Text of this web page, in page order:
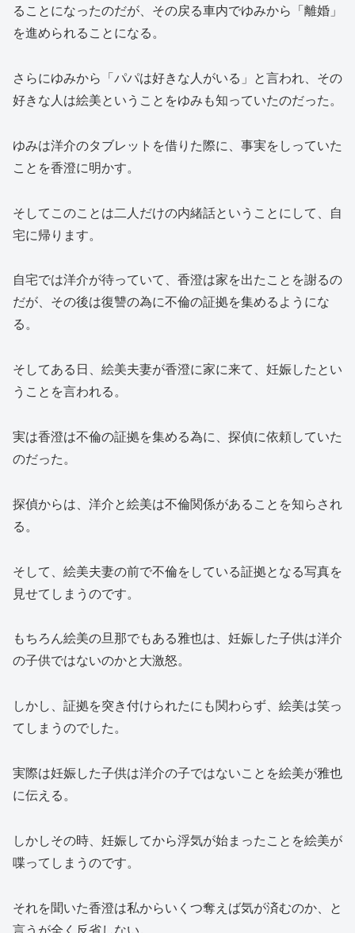
ることになったのだが、その戻る車内でゆみから「離婚」
を進められることになる。
さらにゆみから「パパは好きな人がいる」と言われ、その
好きな人は絵美ということをゆみも知っていたのだった。
ゆみは洋介のタブレットを借りた際に、事実をしっていた
ことを香澄に明かす。
そしてこのことは二人だけの内緒話ということにして、自
宅に帰ります。
自宅では洋介が待っていて、香澄は家を出たことを謝るの
だが、その後は復讐の為に不倫の証拠を集めるようにな
る。
そしてある日、絵美夫妻が香澄に家に来て、妊娠したとい
うことを言われる。
実は香澄は不倫の証拠を集める為に、探偵に依頼していた
のだった。
探偵からは、洋介と絵美は不倫関係があることを知らされ
る。
そして、絵美夫妻の前で不倫をしている証拠となる写真を
見せてしまうのです。
もちろん絵美の旦那でもある雅也は、妊娠した子供は洋介
の子供ではないのかと大激怒。
しかし、証拠を突き付けられたにも関わらず、絵美は笑っ
てしまうのでした。
実際は妊娠した子供は洋介の子ではないことを絵美が雅也
に伝える。
しかしその時、妊娠してから浮気が始まったことを絵美が
喋ってしまうのです。
それを聞いた香澄は私からいくつ奪えば気が済むのか、と
言うが全く反省しない。